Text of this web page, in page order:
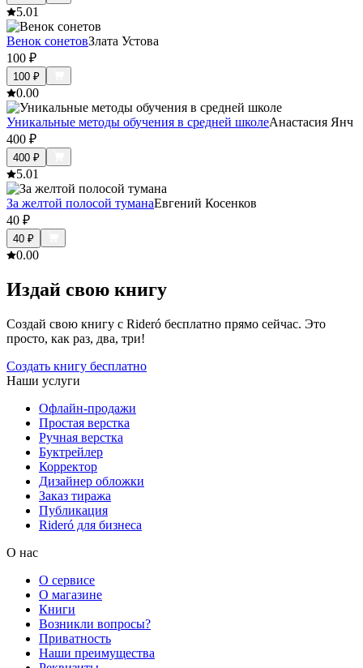
5.01
Венок сонетовЗлата Устова
100 ₽
100 ₽
0.00
Уникальные методы обучения в средней школеАнастасия Янч
400 ₽
400 ₽
5.01
За желтой полосой туманаЕвгений Косенков
40 ₽
40 ₽
0.00
Издай свою книгу
Создай свою книгу с Rideró бесплатно прямо сейчас. Это
просто, как раз, два, три!
Создать книгу бесплатно
Наши услуги
Офлайн-продажи
Простая верстка
Ручная верстка
Буктрейлер
Корректор
Дизайнер обложки
Заказ тиража
Публикация
Rideró для бизнеса
О нас
О сервисе
О магазине
Книги
Возникли вопросы?
Приватность
Наши преимущества